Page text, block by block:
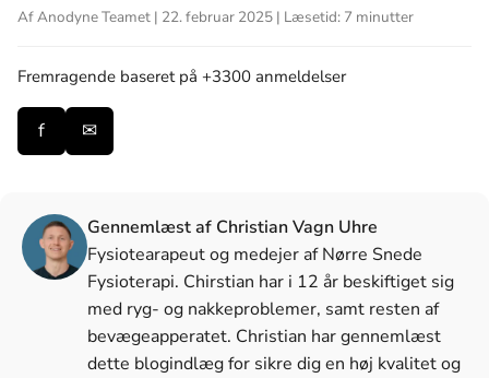
Af Anodyne Teamet | 22. februar 2025 | Læsetid: 7 minutter
Fremragende baseret på +3300 anmeldelser
f ✉
Gennemlæst af Christian Vagn Uhre
Fysiotearapeut og medejer af Nørre Snede
Fysioterapi. Chirstian har i 12 år beskiftiget sig
med ryg- og nakkeproblemer, samt resten af
bevægeapperatet. Christian har gennemlæst
dette blogindlæg for sikre dig en høj kvalitet og